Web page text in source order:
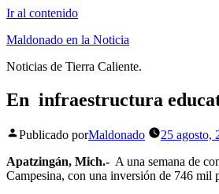
Ir al contenido
Maldonado en la Noticia
Noticias de Tierra Caliente.
En infraestructura
Publicado porMaldonado 25 agosto,
Apatzingán, Mich.- A una semana de
Campesina, con una inversión de 746 mil